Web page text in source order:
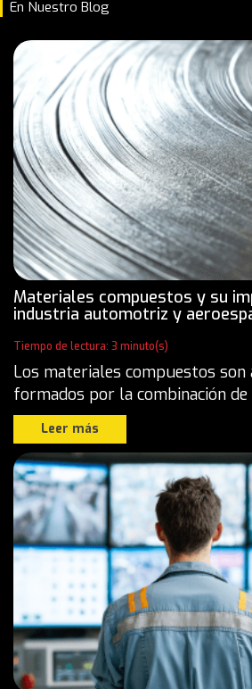
En Nuestro Blog
Materiales compuestos y su
industria automotriz y
Tiempo de lectura: 3 minuto(s)
Los materiales compuestos son
formados por la combinación de
Leer más